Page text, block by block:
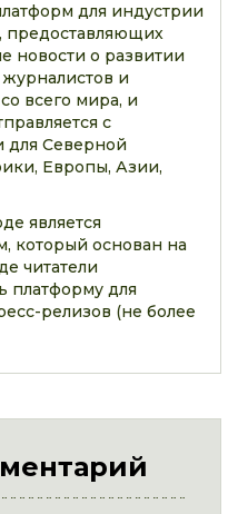
для индустрии
предоставляющих
новости о развитии
и
всего мира, и
с
Северной
Европы, Азии,
является
который основан на
читатели
платформу для
релизов (не более